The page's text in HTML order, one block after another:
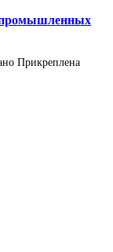
промышленных
Прикреплена